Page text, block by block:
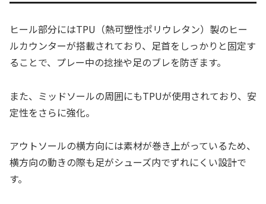
ヒール部分にはTPU（熱可塑性ポリウレタン）製のヒー
ルカウンターが搭載されており、足首をしっかりと固定す
ることで、プレー中の捻挫や足のブレを防ぎます。
また、ミッドソールの周囲にもTPUが使用されており、安
定性をさらに強化。
アウトソールの横方向には素材が巻き上がっているため、
横方向の動きの際も足がシューズ内でずれにくい設計で
す。